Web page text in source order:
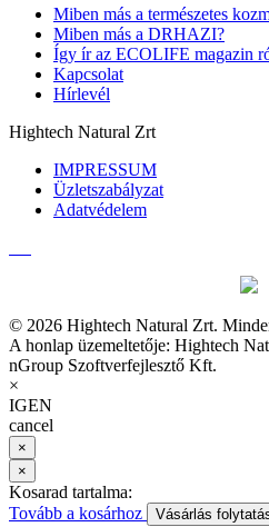
Miben más a természetes
Miben más a DRHAZI?
Így ír az ECOLIFE magazin
Kapcsolat
Hírlevél
Hightech Natural Zrt
IMPRESSUM
Üzletszabályzat
Adatvédelem
© 2026 Hightech Natural Zrt.
A honlap üzemeltetője: Hightech
nGroup Szoftverfejlesztő Kft.
×
IGEN
cancel
×
×
Kosarad tartalma:
Tovább a kosárhoz
Vásárlás